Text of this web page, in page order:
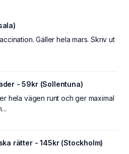
Gäller hela mars. Skriv ut
- 59kr (Sollentuna)
hela vägen runt och ger maximal
rätter - 145kr (Stockholm)